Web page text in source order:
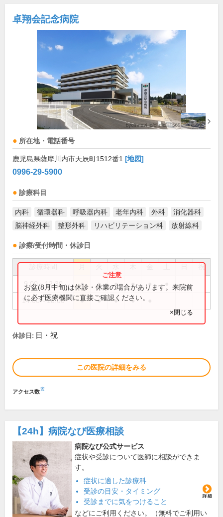
卓翔会記念病院
所在地・電話番号
鹿児島県薩摩川内市天辰町1512番1 [地図]
0996-29-5900
診療科目
内科 循環器科 呼吸器内科 老年内科 外科
消化器科
脳神経外科
整形外科 リハビリテーション科 放射線科
診療/受付時間・休診日
祝
9:00～12:30 ● ● ● ● ●
14:00～18:00 ● ● ● ●
お盆(8月中旬)は休診・休業の場合があります。来院前
に必ず医療機関に直接ご確認ください。
×閉じる
休診日: 日・祝
この医院の詳細をみる
アクセス数※
【24h】 病院なび医療相談
病院なび公式サービス
症状や受診について医師に相談ができま
す。
症状に適した診療科
受診の目安・タイミング
受診までに気をつけること
などにご利用ください。（無料でご利用い